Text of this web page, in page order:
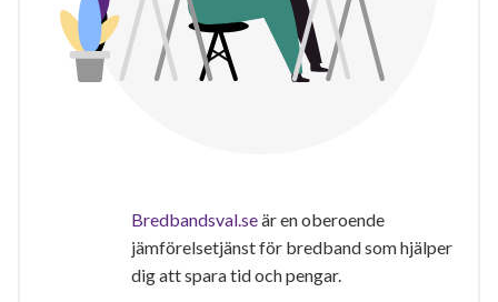
Bredbandsval.seär en oberoende
jämförelsetjänst för bredband som hjälper
dig att spara tid och pengar.